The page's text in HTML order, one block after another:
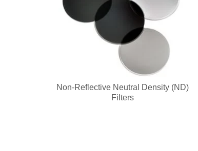
Non-Reflective Neutral Density (ND)
Filters